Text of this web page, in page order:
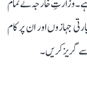
وزارتِ خارجہ نے تمام
جہازوں اور ان پر کام
سے گریز کریں۔